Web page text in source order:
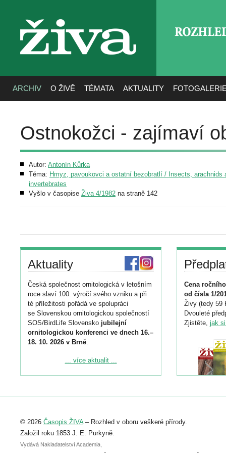
živa
ARCHIV O ŽIVĚ TÉMATA AKTUALITY
Ostnokožci - zajímaví
Autor: Antonín Kůrka
Téma: Hmyz, pavoukovci a ostatní bezobratlí / Insects, arachnids
invertebrates
Vyšlo v časopise Živa 4/1982 na straně 142
Aktuality
Česká společnost ornitologická v letošním
roce slaví 100. výročí svého vzniku a při
té příležitosti pořádá ve spolupráci
se Slovenskou ornitologickou společností
SOS/BirdLife Slovensko jubilejní
ornitologickou konferenci ve dnech 16.–
18. 10. 2026 v Brně.
Podrobnější informace ke konferenci
Registrovat se můžete do 6. září.
abstraktu přihlášené přednášky nebo
posteru je už 30. června.
... více aktualit ...
Cena
od čísla 1/
Živy (tedy 59
Dvouleté
Zjistěte, jak
© 2026 Časopis ŽIVA– Rozhled v oboru veškeré přírody.
Založil roku 1853 J. E. Purkyně.
Vydává Nakladatelství Academia,